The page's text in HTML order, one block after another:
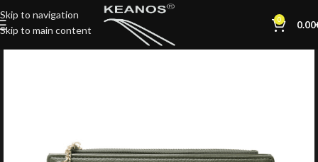
Skip to navigation
Skip to main content
0 0.00